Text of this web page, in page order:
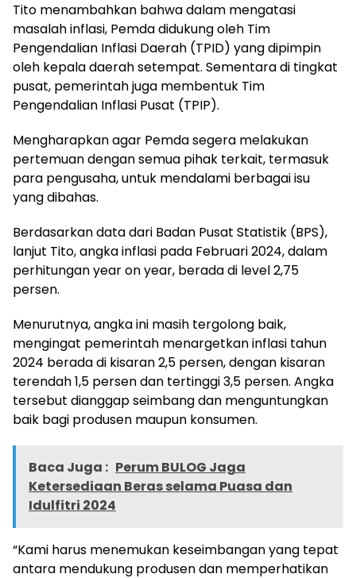
Tito menambahkan bahwa dalam mengatasi
masalah inflasi, Pemda didukung oleh Tim
Pengendalian Inflasi Daerah (TPID) yang dipimpin
oleh kepala daerah setempat. Sementara di tingkat
pusat, pemerintah juga membentuk Tim
Pengendalian Inflasi Pusat (TPIP).
Mengharapkan agar Pemda segera melakukan
pertemuan dengan semua pihak terkait, termasuk
para pengusaha, untuk mendalami berbagai isu
yang dibahas.
Berdasarkan data dari Badan Pusat Statistik (BPS),
lanjut Tito, angka inflasi pada Februari 2024, dalam
perhitungan year on year, berada di level 2,75
persen.
Menurutnya, angka ini masih tergolong baik,
mengingat pemerintah menargetkan inflasi tahun
2024 berada di kisaran 2,5 persen, dengan kisaran
terendah 1,5 persen dan tertinggi 3,5 persen. Angka
tersebut dianggap seimbang dan menguntungkan
baik bagi produsen maupun konsumen.
Baca Juga : Perum BULOG Jaga
Ketersediaan Beras selama Puasa dan
Idulfitri 2024
“Kami harus menemukan keseimbangan yang tepat
antara mendukung produsen dan memperhatikan